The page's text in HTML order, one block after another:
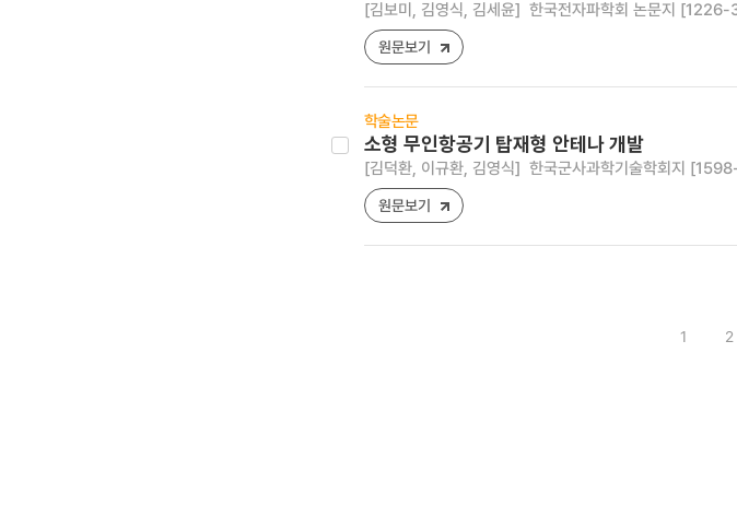
[김보미, 김영식, 김세윤] 한국전자파학회 논문지
원문보기
학술논문
소형 무인항공기 탑재형 안테나 개발
[김덕환, 이규환, 김영식] 한국군사과학기술학회지
원문보기
1 2